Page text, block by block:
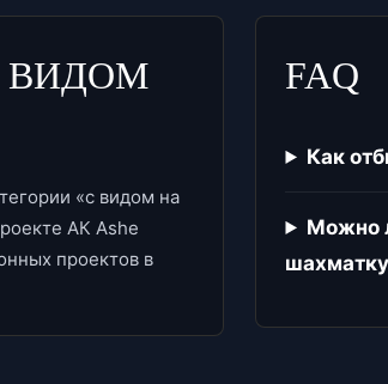
ВИДОМ
«с видом на
АК Ashe
проектов в
FAQ
Как
Можно